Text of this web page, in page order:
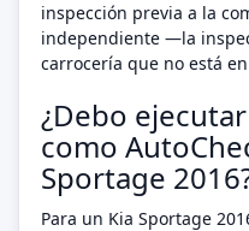
inspección previa a la
independiente —la
carrocería que no está
¿Debo
como
Sportage
Para un Kia Sportage